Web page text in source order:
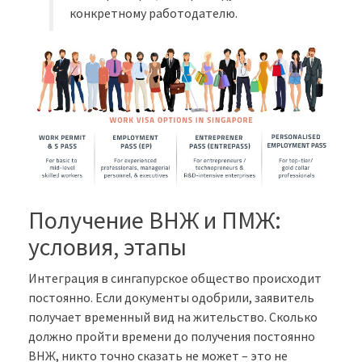
конкретному работодателю.
Получение ВНЖ и ПМЖ:
условия, этапы
Интеграция в сингапурское общество происходит
постоянно. Если документы одобрили, заявитель
получает временный вид на жительство. Сколько
должно пройти времени до получения постоянно
ВНЖ, никто точно сказать не может – это не